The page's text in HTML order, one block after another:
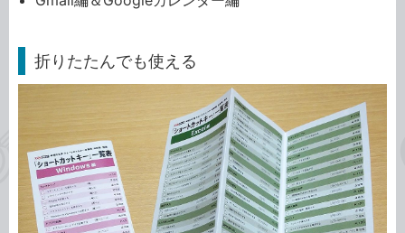
折りたたんでも使える